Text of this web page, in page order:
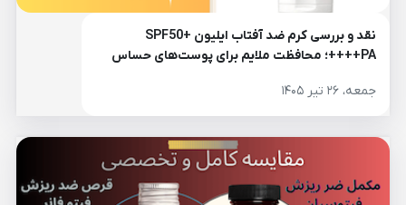
نقد و بررسی کرم ضد آفتاب ایلیون SPF50+
PA++++؛ محافظت ملایم برای پوست‌های حساس
جمعه، ۲۶ تیر ۱۴۰۵